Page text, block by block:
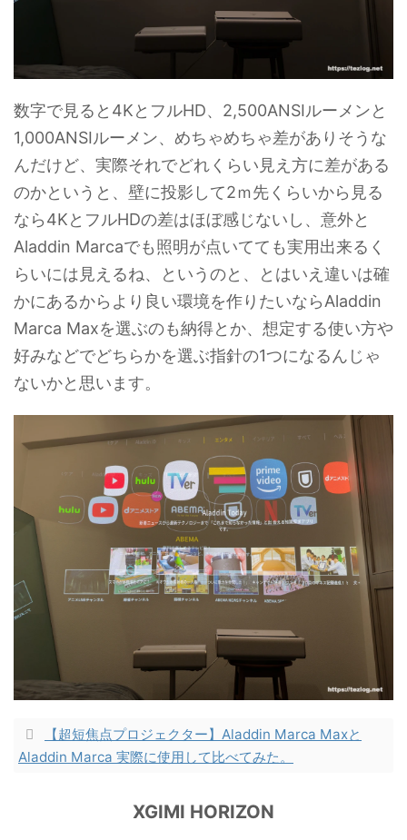
数字で見ると4KとフルHD、2,500ANSIルーメンと
1,000ANSIルーメン、めちゃめちゃ差がありそうな
んだけど、実際それでどれくらい見え方に差がある
のかというと、壁に投影して2ｍ先くらいから見る
なら4KとフルHDの差はほぼ感じないし、意外と
Aladdin Marcaでも照明が点いてても実用出来るく
らいには見えるね、というのと、とはいえ違いは確
かにあるからより良い環境を作りたいならAladdin
Marca Maxを選ぶのも納得とか、想定する使い方や
好みなどでどちらかを選ぶ指針の1つになるんじゃ
ないかと思います。
【超短焦点プロジェクター】Aladdin Marca Maxと
Aladdin Marca 実際に使用して比べてみた。
XGIMI HORIZON